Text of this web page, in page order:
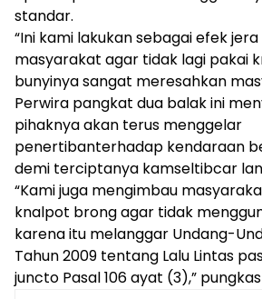
standar.
“Ini kami lakukan sebagai efek
masyarakat agar tidak lagi pakai
bunyinya sangat meresahkan
Perwira pangkat dua balak ini
pihaknya akan terus menggelar
penertibanterhadap kendaraan
demi terciptanya kamseltibcar
“Kami juga mengimbau
knalpot brong agar tidak
karena itu melanggar Undang-
Tahun 2009 tentang Lalu Lintas
juncto Pasal 106 ayat (3),”